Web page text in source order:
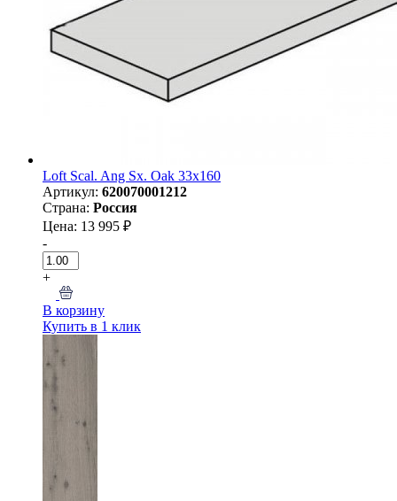
Loft Scal. Ang Sx. Oak 33x160
Артикул: 620070001212
Страна: Россия
Цена: 13 995 ₽
-
+
В корзину
Купить в 1 клик